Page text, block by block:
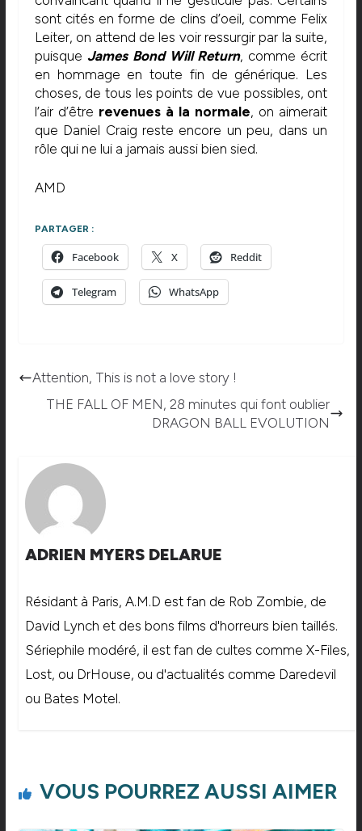
sont cités en forme de clins d’oeil, comme Felix
Leiter, on attend de les voir ressurgir par la suite,
puisque James Bond Will Return, comme écrit
en hommage en toute fin de générique. Les
choses, de tous les points de vue possibles, ont
l’air d’être revenues à la normale, on aimerait
que Daniel Craig reste encore un peu, dans un
rôle qui ne lui a jamais aussi bien sied.
AMD
PARTAGER :
Facebook X Reddit
Telegram WhatsApp
Attention, This is not a love story !
THE FALL OF MEN, 28 minutes qui font oublier
DRAGON BALL EVOLUTION
ADRIEN MYERS DELARUE
Résidant à Paris, A.M.D est fan de Rob Zombie, de
David Lynch et des bons films d'horreurs bien taillés.
Sériephile modéré, il est fan de cultes comme X-Files,
Lost, ou DrHouse, ou d'actualités comme Daredevil
ou Bates Motel.
VOUS POURREZ AUSSI AIMER